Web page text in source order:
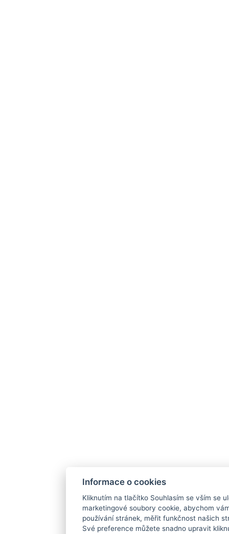
Informace o cookies
Kliknutím na tlačítko Souhlasím se vším se
marketingové soubory cookie, abychom
používání stránek, měřit funkčnost našich
Své preference můžete snadno upravit